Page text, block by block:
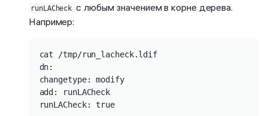
runLACheck с любым значением в корне дерева.
Например:
cat /tmp/run_lacheck.ldif
dn:
changetype: modify
add: runLACheck
runLACheck: true